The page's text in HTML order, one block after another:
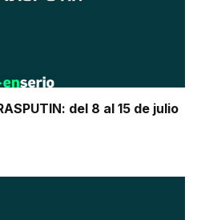
del 8 al 15 de julio